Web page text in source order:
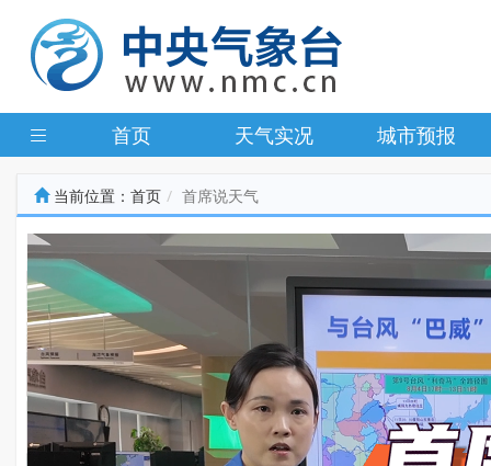
首页 天气实况 城市预报
当前位置： 首页 首席说天气